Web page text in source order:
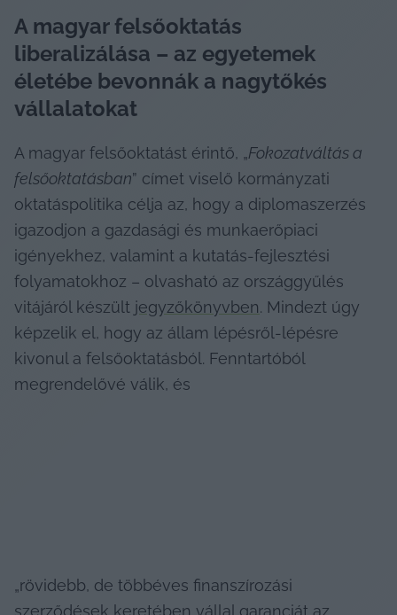
A magyar felsőoktatás
liberalizálása – az egyetemek
életébe bevonnák a nagytőkés
vállalatokat
A magyar felsőoktatást érintő, „Fokozatváltás a
felsőoktatásban” címet viselő kormányzati
oktatáspolitika célja az, hogy a diplomaszerzés
igazodjon a gazdasági és munkaerőpiaci
igényekhez, valamint a kutatás-fejlesztési
folyamatokhoz – olvasható az országgyűlés
vitájáról készült jegyzőkönyvben. Mindezt úgy
képzelik el, hogy az állam lépésről-lépésre
kivonul a felsőoktatásból. Fenntartóból
megrendelővé válik, és
„rövidebb, de többéves finanszírozási